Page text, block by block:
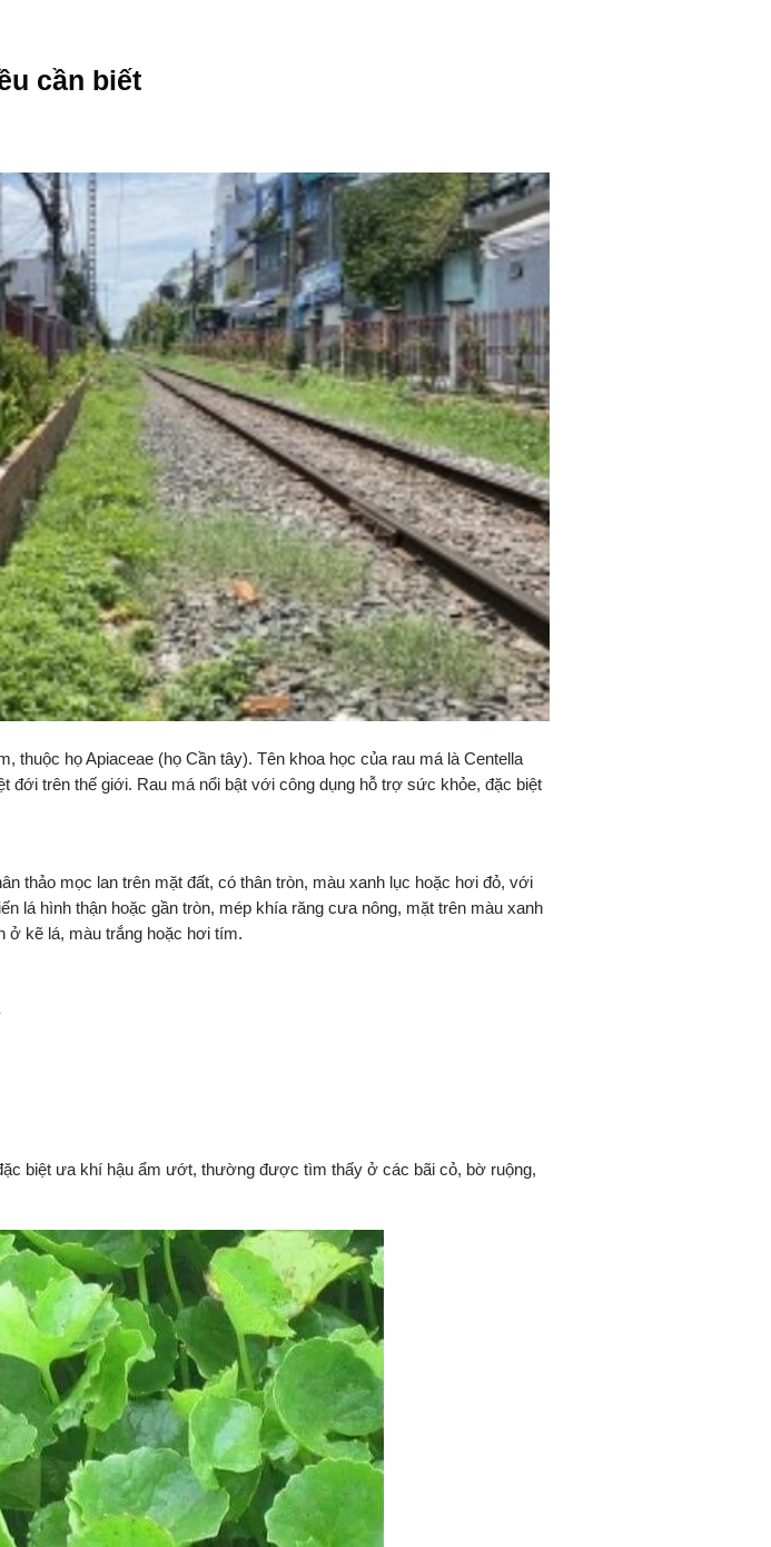
cần biết
thuộc họ Apiaceae (họ Cần tây). Tên khoa học của rau má là Centella
trên thế giới. Rau má nổi bật với công dụng hỗ trợ sức khỏe, đặc biệt
thảo mọc lan trên mặt đất, có thân tròn, màu xanh lục hoặc hơi đỏ, với
lá hình thận hoặc gần tròn, mép khía răng cưa nông, mặt trên màu xanh
ở kẽ lá, màu trắng hoặc hơi tím.
biệt ưa khí hậu ẩm ướt, thường được tìm thấy ở các bãi cỏ, bờ ruộng,